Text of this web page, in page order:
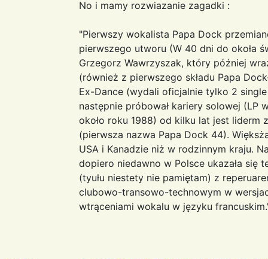
No i mamy rozwiazanie zagadki :
"Pierwszy wokalista Papa Dock
pierwszego utworu (W 40 dni do okoła
Grzegorz Wawrzyszak, który później
(również z pierwszego składu Papa
Ex-Dance (wydali oficjalnie tylko 2
następnie próbował kariery solowej (LP
około roku 1988) od kilku lat jest liderm
(pierwsza nazwa Papa Dock 44).
USA i Kanadzie niż w rodzinnym kraju.
dopiero niedawno w Polsce ukazała się
(tyułu niestety nie pamiętam) z
clubowo-transowo-technowym w
wtrąceniami wokalu w języku